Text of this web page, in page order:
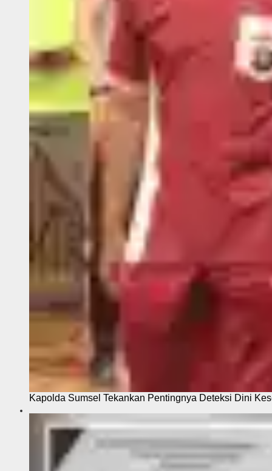
Kapolda Sumsel Tekankan Pentingnya Deteksi Dini